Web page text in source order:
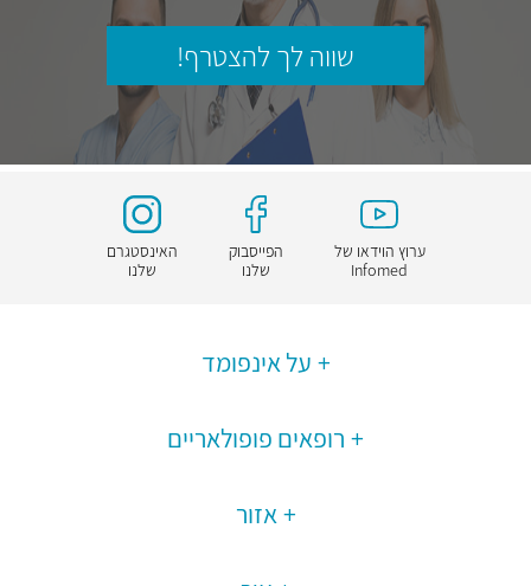
שווה לך להצטרף!
ערוץ הוידאו של
Infomed
הפייסבוק
שלנו
האינסטגרם
שלנו
על אינפומד
רופאים פופולאריים
אזור